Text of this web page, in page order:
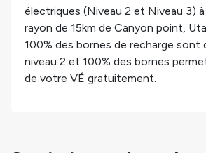
électriques (Niveau 2 et Niveau 3)
rayon de 15km de Canyon point,
100% des bornes de recharge sont
niveau 2 et 100% des bornes
de votre VÉ gratuitement.